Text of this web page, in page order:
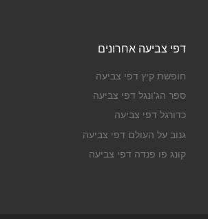
דפי צביעה אחרונים
חופשת קיץ דפי צביעה
ספר הג'ונגל דפי צביעה
כדורגל דפי צביעה
גנוב על העולם דפי צביעה
קונג פו פנדה דפי צביעה